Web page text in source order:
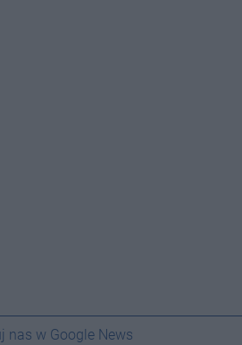
nas w Google News